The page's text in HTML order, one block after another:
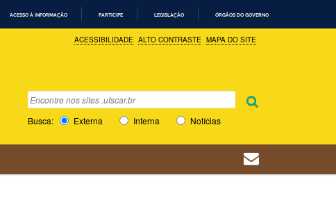
ACESSO À INFORMAÇÃO PARTICIPE LEGISLAÇÃO ÓRGÃOS DO GOVERNO
ACESSIBILIDADE ALTO CONTRASTE MAPA DO SITE
Busca
Busca Avançada…
Busca: Externa Interna Notícias